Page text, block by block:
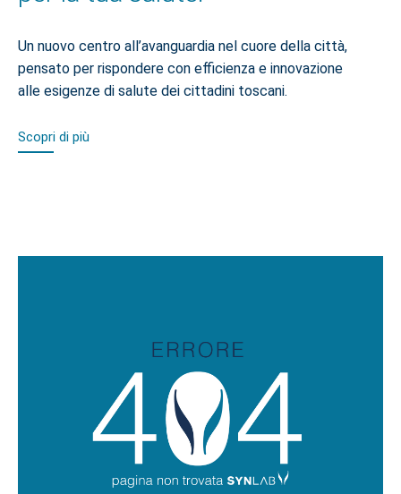
Un nuovo centro all’avanguardia nel cuore della città,
pensato per rispondere con efficienza e innovazione
alle esigenze di salute dei cittadini toscani.
Scopri di più